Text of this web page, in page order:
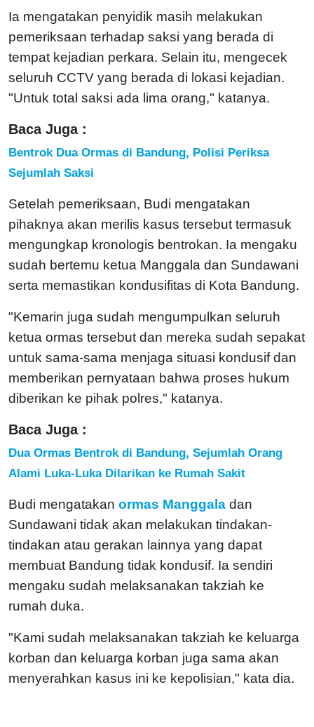
Ia mengatakan penyidik masih melakukan
pemeriksaan terhadap saksi yang berada di
tempat kejadian perkara. Selain itu, mengecek
seluruh CCTV yang berada di lokasi kejadian.
"Untuk total saksi ada lima orang," katanya.
Baca Juga :
Bentrok Dua Ormas di Bandung, Polisi Periksa
Sejumlah Saksi
Setelah pemeriksaan, Budi mengatakan
pihaknya akan merilis kasus tersebut termasuk
mengungkap kronologis bentrokan. Ia mengaku
sudah bertemu ketua Manggala dan Sundawani
serta memastikan kondusifitas di Kota Bandung.
"Kemarin juga sudah mengumpulkan seluruh
ketua ormas tersebut dan mereka sudah sepakat
untuk sama-sama menjaga situasi kondusif dan
memberikan pernyataan bahwa proses hukum
diberikan ke pihak polres," katanya.
Baca Juga :
Dua Ormas Bentrok di Bandung, Sejumlah Orang
Alami Luka-Luka Dilarikan ke Rumah Sakit
Budi mengatakan ormas Manggala dan
Sundawani tidak akan melakukan tindakan-
tindakan atau gerakan lainnya yang dapat
membuat Bandung tidak kondusif. Ia sendiri
mengaku sudah melaksanakan takziah ke
rumah duka.
"Kami sudah melaksanakan takziah ke keluarga
korban dan keluarga korban juga sama akan
menyerahkan kasus ini ke kepolisian," kata dia.